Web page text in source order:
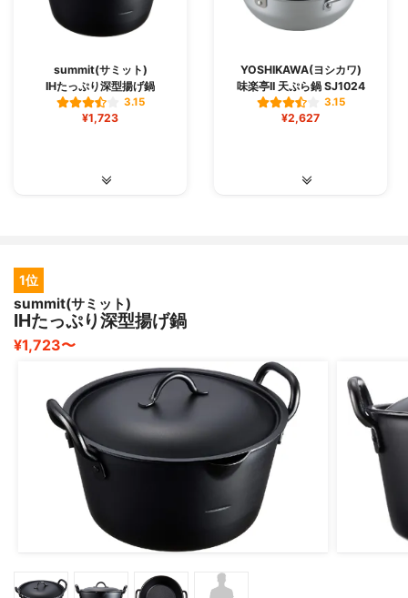
summit(サミット)
IHたっぷり深型揚げ鍋
3.15
¥1,723
YOSHIKAWA(ヨシカワ)
味楽亭II 天ぷら鍋 SJ1024
3.15
¥2,627
1位
summit(サミット)
IHたっぷり深型揚げ鍋
¥1,723〜